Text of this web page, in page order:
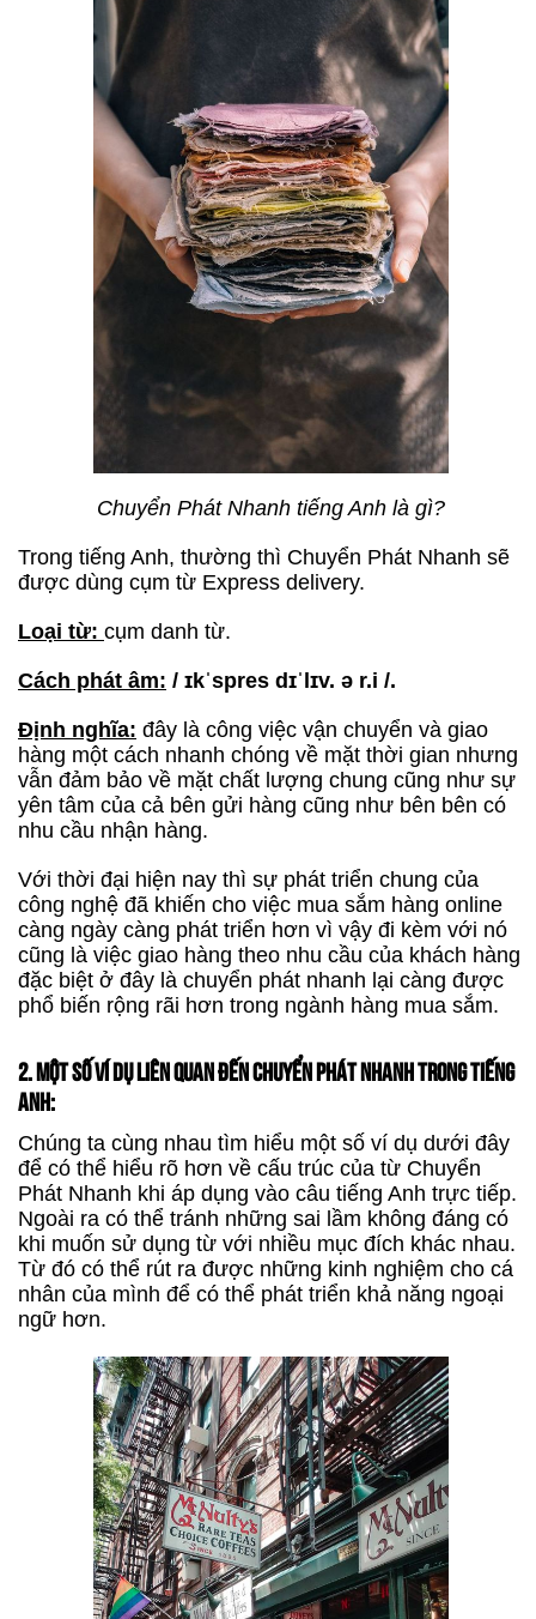
Chuyển Phát Nhanh tiếng Anh là gì?
Trong tiếng Anh, thường thì Chuyển Phát Nhanh sẽ
được dùng cụm từ Express delivery.
Loại từ: cụm danh từ.
Cách phát âm: / ɪkˈspres dɪˈlɪv. ə r.i /.
Định nghĩa: đây là công việc vận chuyển và giao
hàng một cách nhanh chóng về mặt thời gian nhưng
vẫn đảm bảo về mặt chất lượng chung cũng như sự
yên tâm của cả bên gửi hàng cũng như bên bên có
nhu cầu nhận hàng.
Với thời đại hiện nay thì sự phát triển chung của
công nghệ đã khiến cho việc mua sắm hàng online
càng ngày càng phát triển hơn vì vậy đi kèm với nó
cũng là việc giao hàng theo nhu cầu của khách hàng
đặc biệt ở đây là chuyển phát nhanh lại càng được
phổ biến rộng rãi hơn trong ngành hàng mua sắm.
2. MỘT SỐ VÍ DỤ LIÊN QUAN ĐẾN CHUYỂN PHÁT NHANH TRONG TIẾNG
ANH:
Chúng ta cùng nhau tìm hiểu một số ví dụ dưới đây
để có thể hiểu rõ hơn về cấu trúc của từ Chuyển
Phát Nhanh khi áp dụng vào câu tiếng Anh trực tiếp.
Ngoài ra có thể tránh những sai lầm không đáng có
khi muốn sử dụng từ với nhiều mục đích khác nhau.
Từ đó có thể rút ra được những kinh nghiệm cho cá
nhân của mình để có thể phát triển khả năng ngoại
ngữ hơn.